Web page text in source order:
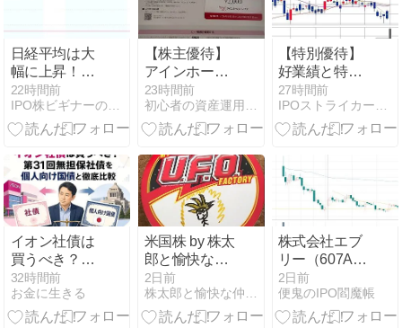
ク
日経平均は大
幅に上昇！エ
ブリーIPOは
二日目も低調
22時間前
IPO株ビギナーの投資日誌
【株主優待】
アインホール
ディングス
(9627)の優待
到着！株主優
円相当！
23時間前
初心者の資産運用計画 黒澤ファンド
【特別優待】
好業績と特別
優待、アマギ
フ追加で大幅
高！
27時間前
IPOストライカーの投資ブログ2（IPO PO 優待 FX）
イオン社債は
買うべき？第
31回無担保社
債を個人向け
国債と徹底比
32時間前
お金に生きる
米国株 by 株太
郎と愉快な仲
間たち ｜
2007年から投
資開始した株
2日前
株太郎と愉快な仲間たち
株式会社エブ
リー（607A）
IPO 初値は1.3
倍の294円
に！
2日前
便鬼のIPO閻魔帳